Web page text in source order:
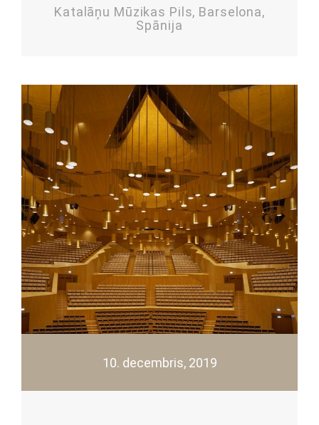
Katalāņu Mūzikas Pils, Barselona,
Spānija
10. decembris, 2019